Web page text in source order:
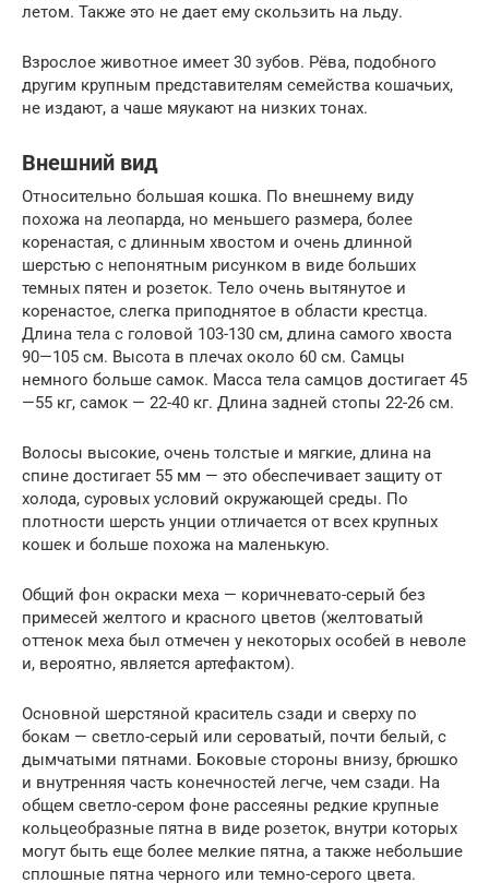
летом. Также это не дает ему скользить на льду.
Взрослое животное имеет 30 зубов. Рёва, подобного
другим крупным представителям семейства кошачьих,
не издают, а чаше мяукают на низких тонах.
Внешний вид
Относительно большая кошка. По внешнему виду
похожа на леопарда, но меньшего размера, более
коренастая, с длинным хвостом и очень длинной
шерстью с непонятным рисунком в виде больших
темных пятен и розеток. Тело очень вытянутое и
коренастое, слегка приподнятое в области крестца.
Длина тела с головой 103-130 см, длина самого хвоста
90—105 см. Высота в плечах около 60 см. Самцы
немного больше самок. Масса тела самцов достигает 45
—55 кг, самок — 22-40 кг. Длина задней стопы 22-26 см.
Волосы высокие, очень толстые и мягкие, длина на
спине достигает 55 мм — это обеспечивает защиту от
холода, суровых условий окружающей среды. По
плотности шерсть унции отличается от всех крупных
кошек и больше похожа на маленькую.
Общий фон окраски меха — коричневато-серый без
примесей желтого и красного цветов (желтоватый
оттенок меха был отмечен у некоторых особей в неволе
и, вероятно, является артефактом).
Основной шерстяной краситель сзади и сверху по
бокам — светло-серый или сероватый, почти белый, с
дымчатыми пятнами. Боковые стороны внизу, брюшко
и внутренняя часть конечностей легче, чем сзади. На
общем светло-сером фоне рассеяны редкие крупные
кольцеобразные пятна в виде розеток, внутри которых
могут быть еще более мелкие пятна, а также небольшие
сплошные пятна черного или темно-серого цвета.